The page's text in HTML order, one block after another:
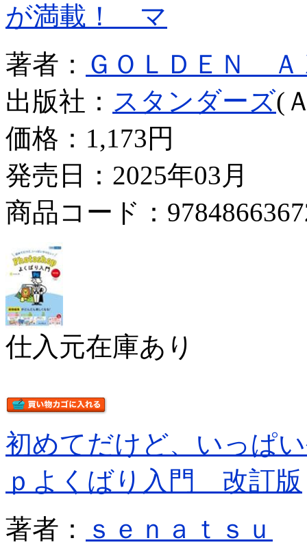
が満載！ マ
著者： ＧＯＬＤＥＮ Ａ
出版社： スタンダーズ(
価格： 1,173円
発売日：2025年03月
商品コード：
仕入元在庫あり
初めてだけど、いっぱ
ｐよくばり入門 改訂版
著者：
ｓｅｎａｔｓｕ